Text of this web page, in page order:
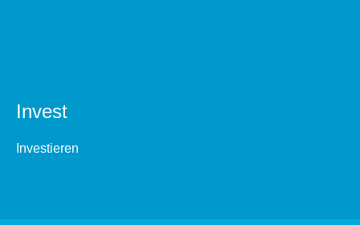
Invest
Investieren